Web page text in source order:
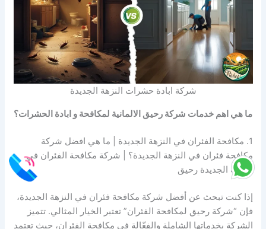
شركة ابادة حشرات النزهة الجديدة
ما هي اهم خدمات شركة رحيق الالمانية لمكافحة و ابادة الحشرات؟
1. مكافحة الفئران في النزهة الجديدة | ما هي افضل شركة
مكافحة فئران في النزهة الجديدة؟ | شركة مكافحة الفئران في
النزهة الجديدة رحيق
إذا كنت تبحث عن أفضل شركة مكافحة فئران في النزهة الجديدة،
فإن “شركة رحيق لمكافحة الفئران” تعتبر الخيار المثالي. تتميز
الشركة بخدماتها الشاملة والفعّالة في مكافحة الفئران، حيث تعتمد